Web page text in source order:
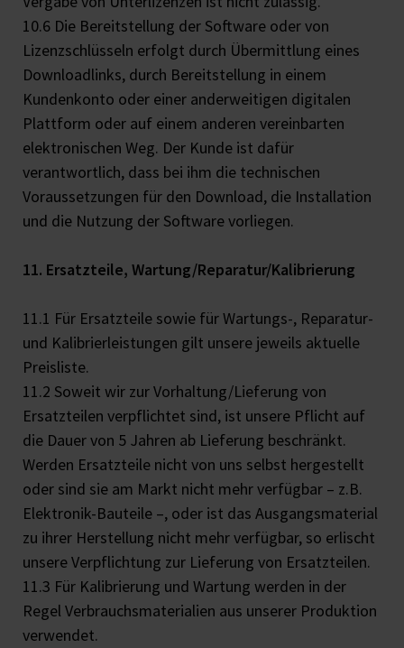
10.6 Die Bereitstellung der Software oder von
Lizenzschlüsseln erfolgt durch Übermittlung eines
Downloadlinks, durch Bereitstellung in einem
Kundenkonto oder einer anderweitigen digitalen
Plattform oder auf einem anderen vereinbarten
elektronischen Weg. Der Kunde ist dafür
verantwortlich, dass bei ihm die technischen
Voraussetzungen für den Download, die Installation
und die Nutzung der Software vorliegen.
11. Ersatzteile, Wartung/Reparatur/Kalibrierung
11.1 Für Ersatzteile sowie für Wartungs-, Reparatur-
und Kalibrierleistungen gilt unsere jeweils aktuelle
Preisliste.
11.2 Soweit wir zur Vorhaltung/Lieferung von
Ersatzteilen verpflichtet sind, ist unsere Pflicht auf
die Dauer von 5 Jahren ab Lieferung beschränkt.
Werden Ersatzteile nicht von uns selbst hergestellt
oder sind sie am Markt nicht mehr verfügbar – z.B.
Elektronik-Bauteile –, oder ist das Ausgangsmaterial
zu ihrer Herstellung nicht mehr verfügbar, so erlischt
unsere Verpflichtung zur Lieferung von Ersatzteilen.
11.3 Für Kalibrierung und Wartung werden in der
Regel Verbrauchsmaterialien aus unserer Produktion
verwendet.